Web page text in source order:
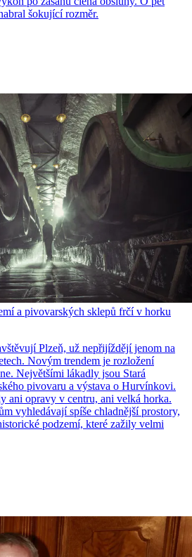
šokující rozměr.
a pivovarských sklepů frčí v horku
Plzeň, už nepřijíždějí jenom na
Novým trendem je rozložení
Největšími lákadly jsou Stará
pivovaru a výstava o Hurvínkovi.
ani opravy v centru, ani velká horka.
vyhledávají spíše chladnější prostory,
podzemí, které zažily velmi